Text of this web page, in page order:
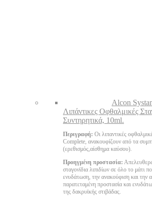
Alcon
Λιπάντικες Οφθαλμικές
Συντηρητικά, 10ml.
Περιγραφή: Οι λιπαντικές
Complete, ανακουφίζουν από τα
(ερεθισμός,αίσθημα καύσου).
Προηγμένη προστασία:
σταγονίδια λιπιδίων σε όλο το μάτι
ενυδάτωση, την ανακούφιση και την
παρατεταμένη προστασία και
της δακρυϊκής στιβάδας.